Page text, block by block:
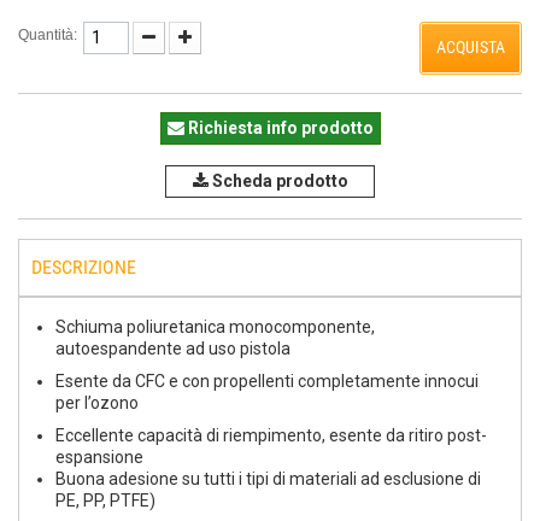
Quantità:
ACQUISTA
Richiesta info prodotto
Scheda prodotto
DESCRIZIONE
Schiuma poliuretanica monocomponente,
autoespandente ad uso pistola
Esente da CFC e con propellenti completamente innocui
per l’ozono
Eccellente capacità di riempimento, esente da ritiro post-
espansione
Buona adesione su tutti i tipi di materiali ad esclusione di
PE, PP, PTFE)